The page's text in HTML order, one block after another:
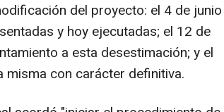
del proyecto: el 4 de junio
y hoy ejecutadas; el 12 de
a esta desestimación; y el
con carácter definitiva.